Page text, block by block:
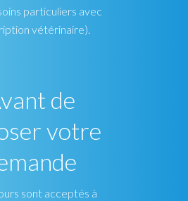
particuliers avec
vétérinaire).
de
votre
sont acceptés à